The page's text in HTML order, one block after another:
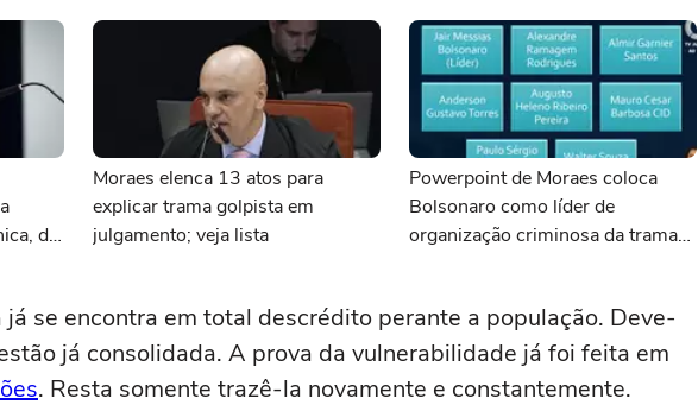
diz
Moraes elenca 13 atos para
explicar trama golpista em
julgamento; veja lista
Powerpoint de Moraes coloca
Bolsonaro como líder de
organização criminosa da trama
se encontra em total descrédito perante a população. Deve-
já consolidada. A prova da vulnerabilidade já foi feita em
. Resta somente trazê-la novamente e constantemente.